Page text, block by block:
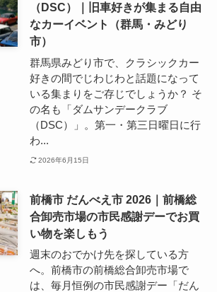
（DSC）｜旧車好きが集まる自由
なカーイベント（群馬・みどり
市）
群馬県みどり市で、クラシックカー
好きの間でじわじわと話題になって
いる集まりをご存じでしょうか？ そ
の名も「ダムサンデークラブ
（DSC）」。第一・第三日曜日に行
わ...
2026年6月15日
前橋市 だんべえ市 2026｜前橋総
合卸売市場の市民感謝デーでお買
い物を楽しもう
週末のおでかけ先を探している方
へ。前橋市の前橋総合卸売市場で
は、毎月恒例の市民感謝デー「だん